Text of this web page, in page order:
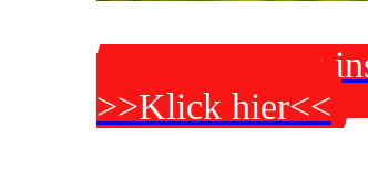
Komm zu uns
>>Klick hier<<